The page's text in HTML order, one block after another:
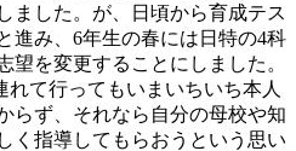
ました。が、日頃から育成テス
進み、6年生の春には日特の4科
望を変更することにしました。
て行ってもいまいちいち本人
らず、それなら自分の母校や知
く指導してもらおうという思い